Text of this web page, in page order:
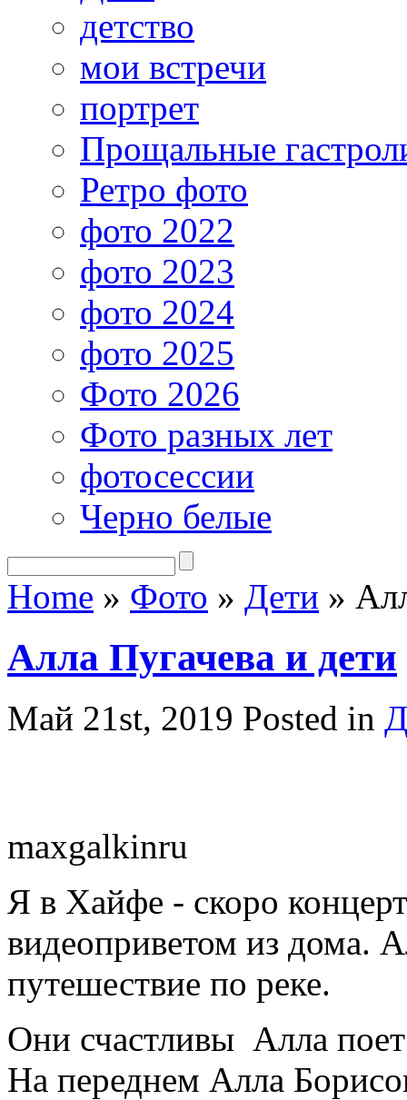
детство
мои встречи
портрет
Прощальные
Ретро фото
фото 2022
фото 2023
фото 2024
фото 2025
Фото 2026
Фото разных лет
фотосессии
Черно белые
Home » Фото » Дети »
Алла Пугачева и дети
Май 21st, 2019 Posted in
maxgalkinru
Я в Хайфе - скоро
видеоприветом из дома.
путешествие по реке.
Они счастливы Алла
На переднем Алла